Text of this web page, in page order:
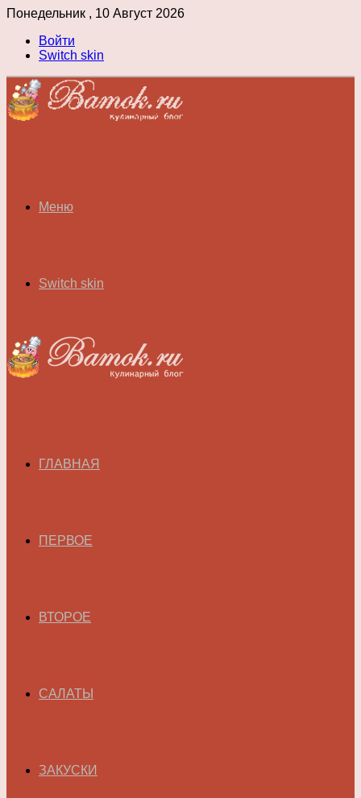
Понедельник , 10 Август 2026
Войти
Switch skin
Меню
Switch skin
ГЛАВНАЯ
ПЕРВОЕ
ВТОРОЕ
САЛАТЫ
ЗАКУСКИ